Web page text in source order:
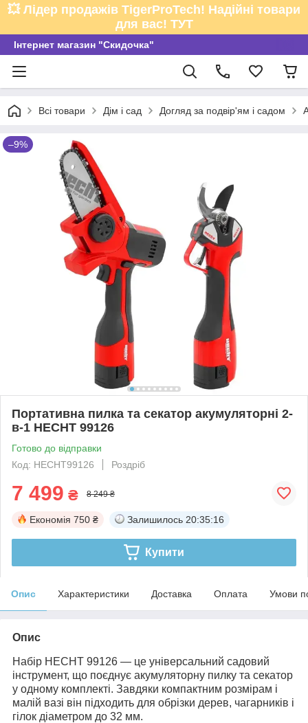
💥 Лідер продажів TigerProTech! Надійні товари
для вас! ТУТ
Інтернет магазин "Скидочка"
Всі товари Дім і сад Догляд за подвір'ям і садом
–9%
Портативна пилка та секатор акумуляторні 2-
в-1 HECHT 99126
Готово до відправки
Код: HECHT99126
Роздріб
7 499 ₴ 8 249 ₴
Економія 750 ₴ Залишилось 20:35:16
Купити
Опис Характеристики Доставка Оплата Умови
Опис
Набір HECHT 99126 — це універсальний садовий
інструмент, що поєднує акумуляторну пилку та секатор
у одному комплекті. Завдяки компактним розмірам і
малій вазі він підходить для обрізки дерев, чагарників і
гілок діаметром до 32 мм.